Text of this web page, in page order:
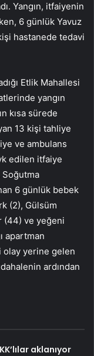
Yangın, itfaiyenin
6 günlük Yavuz
hastanede tedavi
Etlik Mahallesi
yangın
kısa sürede
13 kişi tahliye
ve ambulans
edilen itfaiye
Soğutma
6 günlük bebek
(2), Gülsüm
(44) ve yeğeni
apartman
olay yerine gelen
ardından
aklanıyor